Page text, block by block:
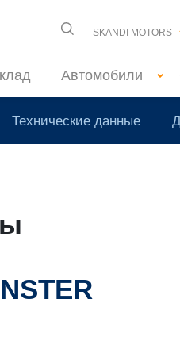
SKANDI MOTORS
Автомобили
Технические данные